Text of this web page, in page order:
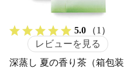
5.0
（1）
レビューを見る
深蒸し 夏の香り茶（箱包装